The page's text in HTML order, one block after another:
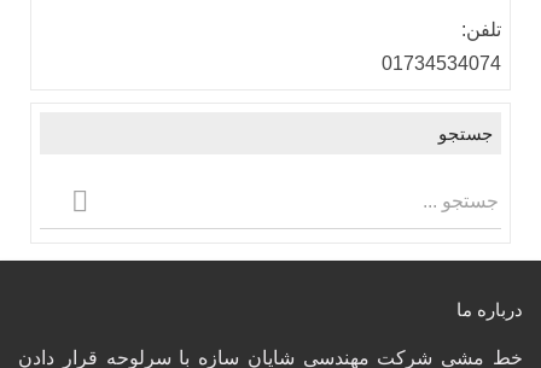
تلفن:
01734534074
جستجو
درباره ما
خط مشی شرکت مهندسی شایان سازه با سرلوحه قرار دادن